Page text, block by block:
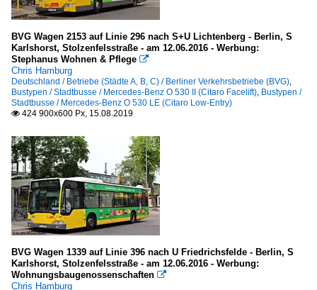
BVG Wagen 2153 auf Linie 296 nach S+U Lichtenberg - Berlin, S
Karlshorst, Stolzenfelsstraße - am 12.06.2016 - Werbung:
Stephanus Wohnen & Pflege 
Chris Hamburg
Deutschland / Betriebe (Städte A, B, C) / Berliner Verkehrsbetriebe (BVG),
Bustypen / Stadtbusse / Mercedes-Benz O 530 II (Citaro Facelift), Bustypen /
Stadtbusse / Mercedes-Benz O 530 LE (Citaro Low-Entry)
 424 900x600 Px, 15.08.2019
BVG Wagen 1339 auf Linie 396 nach U Friedrichsfelde - Berlin, S
Karlshorst, Stolzenfelsstraße - am 12.06.2016 - Werbung:
Wohnungsbaugenossenschaften 
Chris Hamburg